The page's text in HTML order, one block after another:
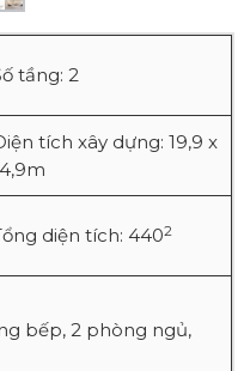
tầng: 2
tích xây dựng: 19,9 x
diện tích: 4402
bếp, 2 phòng ngủ,